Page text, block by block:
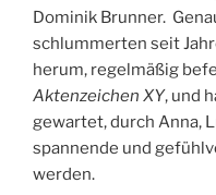
Dominik Brunner.
schlummerten seit
herum, regelmäßig
Aktenzeichen XY, und
gewartet, durch Anna,
spannende und
werden.